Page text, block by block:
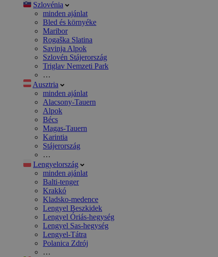
Szlovénia
minden ajánlat
Bled és környéke
Maribor
Rogaška Slatina
Savinja Alpok
Szlovén Stájerország
Triglav Nemzeti Park
…
Ausztria
minden ajánlat
Alacsony-Tauern
Alpok
Bécs
Magas-Tauern
Karintia
Stájerország
…
Lengyelország
minden ajánlat
Balti-tenger
Krakkó
Kladsko-medence
Lengyel Beszkidek
Lengyel Óriás-hegység
Lengyel Sas-hegység
Lengyel-Tátra
Polanica Zdrój
…